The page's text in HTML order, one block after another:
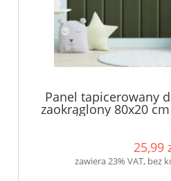
Panel tapicerowany
zaokrąglony 80x20 cm
25,99
zawiera 23% VAT, bez